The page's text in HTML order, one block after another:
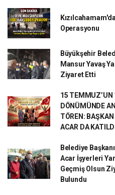
Operasyonu
Büyükşehir
Mansur Yavaş
Ziyaret Etti
15 TEMMUZ’UN
DÖNÜMÜNDE
TÖREN:
ACAR DA KATILDI
Belediye
Acar İşyerleri
Geçmiş Olsun
Bulundu